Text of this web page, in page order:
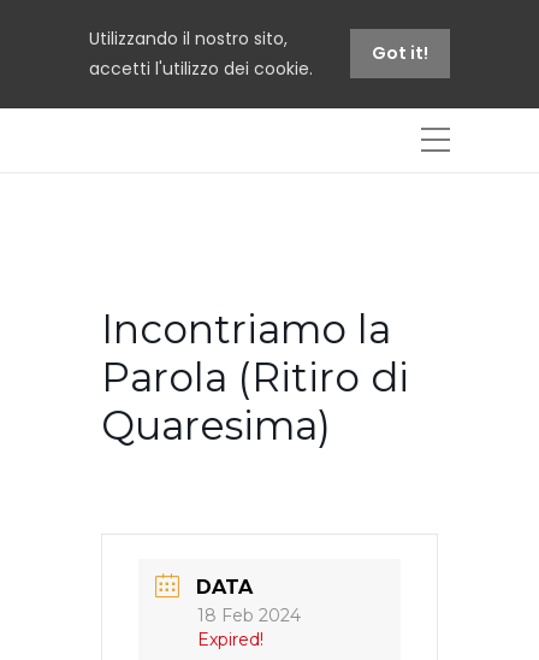
Utilizzando il nostro sito,
accetti l'utilizzo dei cookie.
Got it!
Incontriamo la
Parola (Ritiro di
Quaresima)
DATA
18 Feb 2024
Expired!